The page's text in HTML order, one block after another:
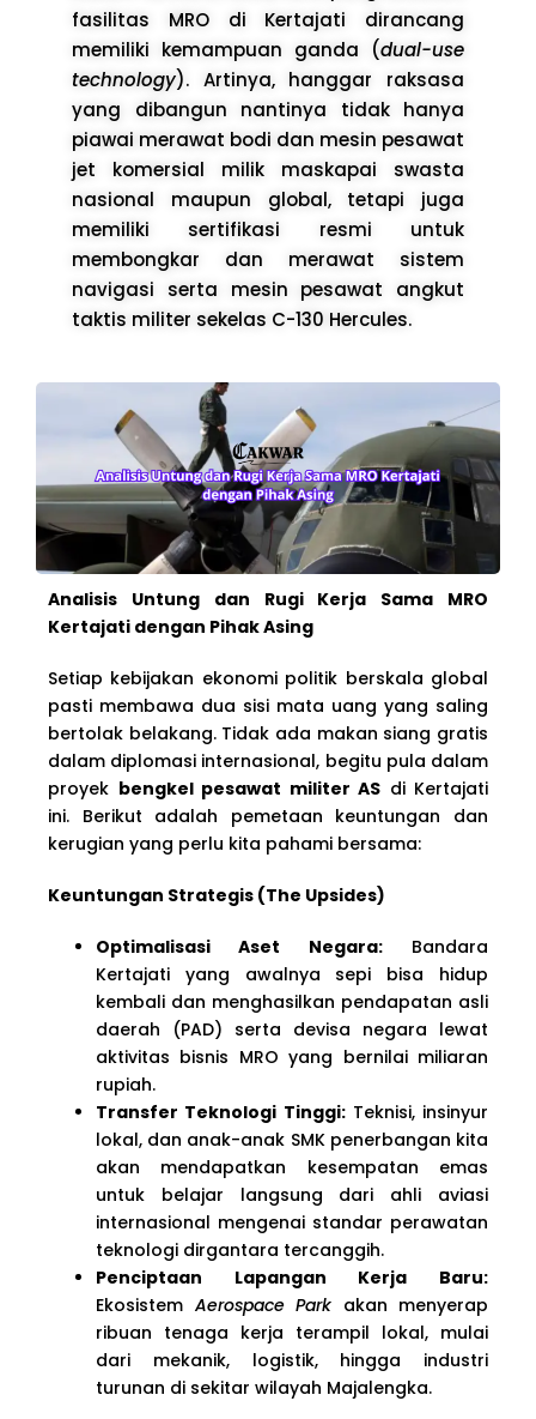
fasilitas MRO di Kertajati dirancang
memiliki kemampuan ganda (dual-use
technology). Artinya, hanggar raksasa
yang dibangun nantinya tidak hanya
piawai merawat bodi dan mesin pesawat
jet komersial milik maskapai swasta
nasional maupun global, tetapi juga
memiliki sertifikasi resmi untuk
membongkar dan merawat sistem
navigasi serta mesin pesawat angkut
taktis militer sekelas C-130 Hercules.
Analisis Untung dan Rugi Kerja Sama MRO
Kertajati dengan Pihak Asing
Setiap kebijakan ekonomi politik berskala global
pasti membawa dua sisi mata uang yang saling
bertolak belakang. Tidak ada makan siang gratis
dalam diplomasi internasional, begitu pula dalam
proyek bengkel pesawat militer AS di Kertajati
ini. Berikut adalah pemetaan keuntungan dan
kerugian yang perlu kita pahami bersama:
Keuntungan Strategis (The Upsides)
Optimalisasi Aset Negara:Bandara
Kertajati yang awalnya sepi bisa hidup
kembali dan menghasilkan pendapatan asli
daerah (PAD) serta devisa negara lewat
aktivitas bisnis MRO yang bernilai miliaran
rupiah.
Transfer Teknologi Tinggi:Teknisi, insinyur
lokal, dan anak-anak SMK penerbangan kita
akan mendapatkan kesempatan emas
untuk belajar langsung dari ahli aviasi
internasional mengenai standar perawatan
teknologi dirgantara tercanggih.
Penciptaan Lapangan Kerja Baru:
Ekosistem Aerospace Park akan menyerap
ribuan tenaga kerja terampil lokal, mulai
dari mekanik, logistik, hingga industri
turunan di sekitar wilayah Majalengka.